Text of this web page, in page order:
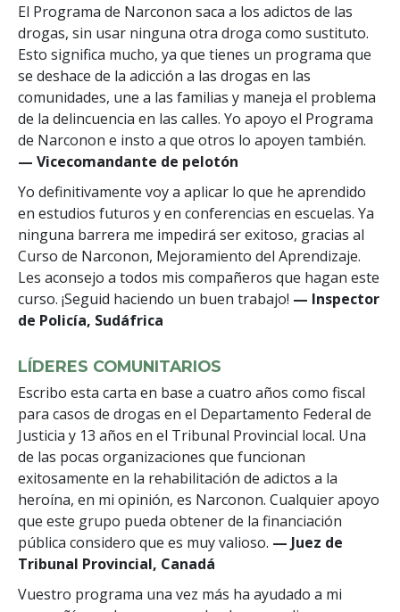
El Programa de Narconon saca a los adictos de las
drogas, sin usar ninguna otra droga como sustituto.
Esto significa mucho, ya que tienes un programa que
se deshace de la adicción a las drogas en las
comunidades, une a las familias y maneja el problema
de la delincuencia en las calles. Yo apoyo el Programa
de Narconon e insto a que otros lo apoyen también.
— Vicecomandante de pelotón
Yo definitivamente voy a aplicar lo que he aprendido
en estudios futuros y en conferencias en escuelas. Ya
ninguna barrera me impedirá ser exitoso, gracias al
Curso de Narconon, Mejoramiento del Aprendizaje.
Les aconsejo a todos mis compañeros que hagan este
curso. ¡Seguid haciendo un buen trabajo! — Inspector
de Policía, Sudáfrica
LÍDERES COMUNITARIOS
Escribo esta carta en base a cuatro años como fiscal
para casos de drogas en el Departamento Federal de
Justicia y 13 años en el Tribunal Provincial local. Una
de las pocas organizaciones que funcionan
exitosamente en la rehabilitación de adictos a la
heroína, en mi opinión, es Narconon. Cualquier apoyo
que este grupo pueda obtener de la financiación
pública considero que es muy valioso. — Juez de
Tribunal Provincial, Canadá
Vuestro programa una vez más ha ayudado a mi